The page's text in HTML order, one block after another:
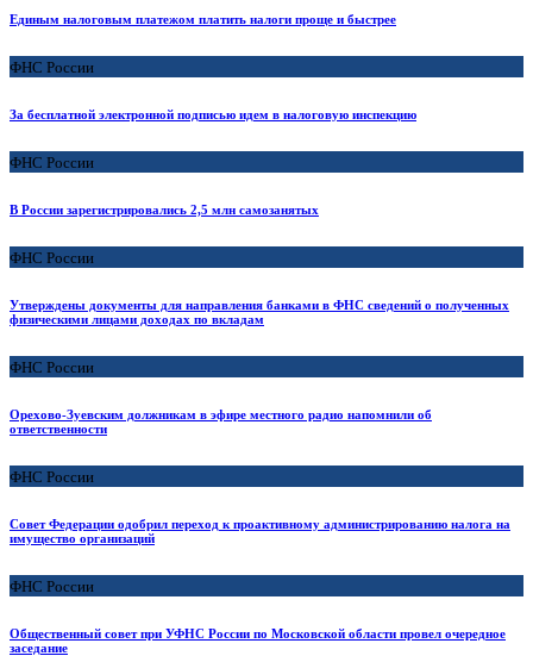
Единым налоговым платежом платить налоги проще и быстрее
ФНС России
За бесплатной электронной подписью идем в налоговую инспекцию
ФНС России
В России зарегистрировались 2,5 млн самозанятых
ФНС России
Утверждены документы для направления банками в ФНС сведений о полученных
физическими лицами доходах по вкладам
ФНС России
Орехово-Зуевским должникам в эфире местного радио напомнили об
ответственности
ФНС России
Совет Федерации одобрил переход к проактивному администрированию налога на
имущество организаций
ФНС России
Общественный совет при УФНС России по Московской области провел очередное
заседание